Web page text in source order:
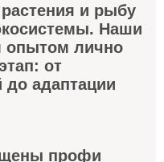
и рыбу
Наши
опытом лично
от
адаптации
профи